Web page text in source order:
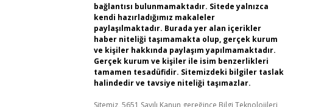
bağlantısı bulunmamaktadır. Sitede yalnızca
kendi hazırladığımız makaleler
paylaşılmaktadır. Burada yer alan içerikler
haber niteliği taşımamakta olup, gerçek kurum
ve kişiler hakkında paylaşım yapılmamaktadır.
Gerçek kurum ve kişiler ile isim benzerlikleri
tamamen tesadüfidir. Sitemizdeki bilgiler taslak
halindedir ve tavsiye niteliği taşımazlar.
Sitemiz, 5651 Sayılı Kanun gereğince Bilgi Teknolojileri